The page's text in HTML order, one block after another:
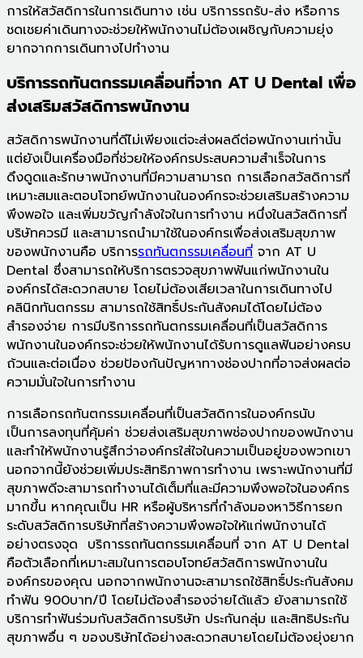
การให้สวัสดิการในการเดินทาง เช่น บริการรถรับ-ส่ง หรือการ
ชดเชยค่าเดินทางจะช่วยให้พนักงานไม่ต้องเผชิญกับความยุ่ง
ยากจากการเดินทางไปทำงาน
บริการรถทันตกรรมเคลื่อนที่จาก AT U Dental เพื่อ
ส่งเสริมสวัสดิการพนักงาน
สวัสดิการพนักงานที่ดีไม่เพียงแต่จะส่งผลดีต่อพนักงานเท่านั้น
แต่ยังเป็นเครื่องมือที่ช่วยให้องค์กรประสบความสำเร็จในการ
ดึงดูดและรักษาพนักงานที่มีความสามารถ การเลือกสวัสดิการที่
เหมาะสมและตอบโจทย์พนักงานในองค์กรจะช่วยเสริมสร้างความ
พึงพอใจ และเพิ่มขวัญกำลังใจในการทำงาน หนึ่งในสวัสดิการที่
บริษัทควรมี และสามารถนำมาใช้ในองค์กรเพื่อส่งเสริมสุขภาพ
ของพนักงานคือ บริการรถทันตกรรมเคลื่อนที่ จาก AT U
Dental ซึ่งสามารถให้บริการตรวจสุขภาพฟันแก่พนักงานใน
องค์กรได้สะดวกสบาย โดยไม่ต้องเสียเวลาในการเดินทางไป
คลินิกทันตกรรม สามารถใช้สิทธิ์ประกันสังคมได้โดยไม่ต้อง
สำรองจ่าย การมีบริการรถทันตกรรมเคลื่อนที่เป็นสวัสดิการ
พนักงานในองค์กรจะช่วยให้พนักงานได้รับการดูแลฟันอย่างครบ
ถ้วนและต่อเนื่อง ช่วยป้องกันปัญหาทางช่องปากที่อาจส่งผลต่อ
ความมั่นใจในการทำงาน
การเลือกรถทันตกรรมเคลื่อนที่เป็นสวัสดิการในองค์กรนับ
เป็นการลงทุนที่คุ้มค่า ช่วยส่งเสริมสุขภาพช่องปากของพนักงาน
และทำให้พนักงานรู้สึกว่าองค์กรใส่ใจในความเป็นอยู่ของพวกเขา
นอกจากนี้ยังช่วยเพิ่มประสิทธิภาพการทำงาน เพราะพนักงานที่มี
สุขภาพดีจะสามารถทำงานได้เต็มที่และมีความพึงพอใจในองค์กร
มากขึ้น หากคุณเป็น HR หรือผู้บริหารที่กำลังมองหาวิธีการยก
ระดับสวัสดิการบริษัทที่สร้างความพึงพอใจให้แก่พนักงานได้
อย่างตรงจุด บริการรถทันตกรรมเคลื่อนที่ จาก AT U Dental
คือตัวเลือกที่เหมาะสมในการตอบโจทย์สวัสดิการพนักงานใน
องค์กรของคุณ นอกจากพนักงานจะสามารถใช้สิทธิ์ประกันสังคม
ทำฟัน 900บาท/ปี โดยไม่ต้องสำรองจ่ายได้แล้ว ยังสามารถใช้
บริการทำฟันร่วมกับสวัสดิการบริษัท ประกันกลุ่ม และสิทธิประกัน
สุขภาพอื่น ๆ ของบริษัทได้อย่างสะดวกสบายโดยไม่ต้องยุ่งยาก